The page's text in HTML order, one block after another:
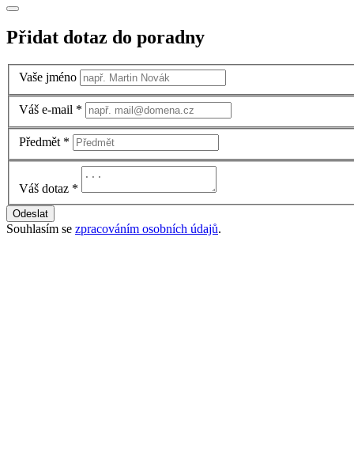
Přidat dotaz do poradny
Vaše jméno
Váš e-mail *
Předmět *
Váš dotaz *
Odeslat
Souhlasím se zpracováním osobních údajů.